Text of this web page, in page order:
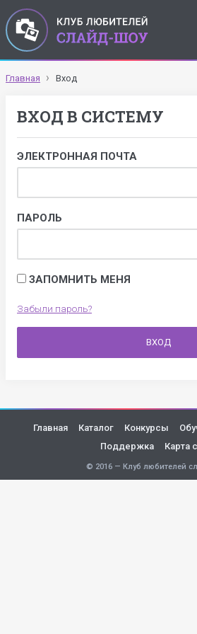
Главная Вход
ВХОД В СИСТЕМУ
ЭЛЕКТРОННАЯ ПОЧТА
ПАРОЛЬ
ЗАПОМНИТЬ МЕНЯ
Забыли пароль?
ВХОД
Главная Каталог Конкурсы
Поддержка
Карта
© 2016 — Клуб любителей